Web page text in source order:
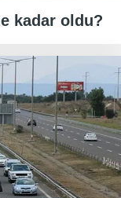
kadar oldu?